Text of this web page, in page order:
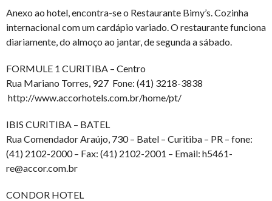
Anexo ao hotel, encontra-se o Restaurante Bimy’s. Cozinha
internacional com um cardápio variado. O restaurante funciona
diariamente, do almoço ao jantar, de segunda a sábado.
FORMULE 1 CURITIBA – Centro
Rua Mariano Torres, 927 Fone: (41) 3218-3838
http://www.accorhotels.com.br/home/pt/
IBIS CURITIBA – BATEL
Rua Comendador Araújo, 730 – Batel – Curitiba – PR – fone:
(41) 2102-2000 – Fax: (41) 2102-2001 – Email: h5461-
re@accor.com.br
CONDOR HOTEL